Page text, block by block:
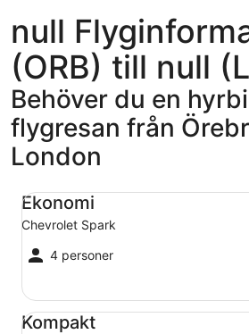
null
(ORB) till null
Behöver du en
flygresan från
London
Ekonomi
Chevrolet Spark
4 personer
Ekonomi Chevrolet Spark
Kompakt
Kompakt Ford Focus